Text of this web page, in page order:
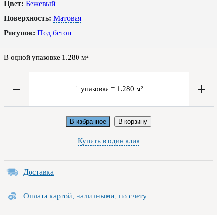
Цвет: Бежевый
Поверхность: Матовая
Рисунок: Под бетон
В одной упаковке 1.280 м²
1 упаковка = 1.280 м²
В избранное В корзину
Купить в один клик
Доставка
Оплата картой, наличными, по счету